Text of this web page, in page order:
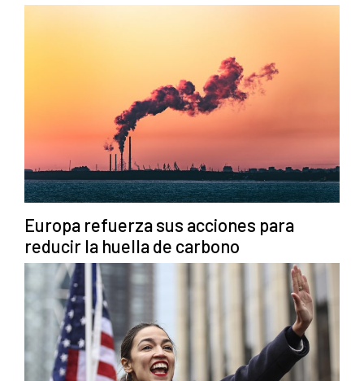
Europa refuerza sus acciones para
reducir la huella de carbono